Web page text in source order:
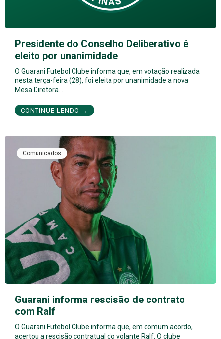
Presidente do Conselho Deliberativo é
eleito por unanimidade
O Guarani Futebol Clube informa que, em votação realizada
nesta terça-feira (28), foi eleita por unanimidade a nova
Mesa Diretora…
CONTINUE LENDO →
Comunicados
Guarani informa rescisão de contrato
com Ralf
O Guarani Futebol Clube informa que, em comum acordo,
acertou a rescisão contratual do volante Ralf. O clube